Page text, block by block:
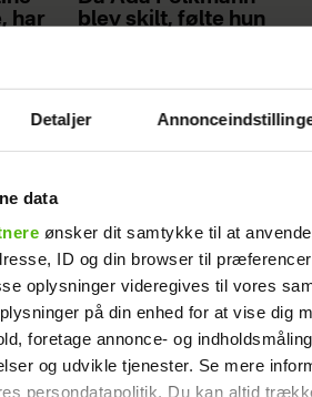
Detaljer
data
ønsker dit samtykke til at
ID og din browser til
oplysninger videregives til vores
på din enhed for at vise dig
foretage annonce- og
og udvikle tjenester. Se mere
persondatapolitik. Du kan altid
har
blev skilt, følte hun
på Facebook hendes
i
Samira Nawa: ”Det er
fantastisk at have
min familie, men jeg
elsker ikke
moderskabet”